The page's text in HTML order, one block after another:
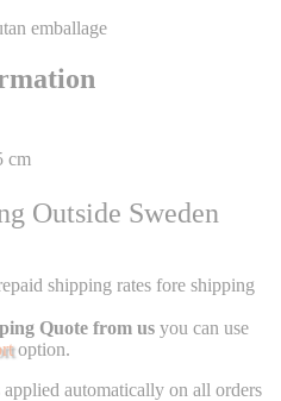
emballage
cm
Outside Sweden
shipping rates fore shipping
Quote from us you can use
option.
applied automatically on all orders